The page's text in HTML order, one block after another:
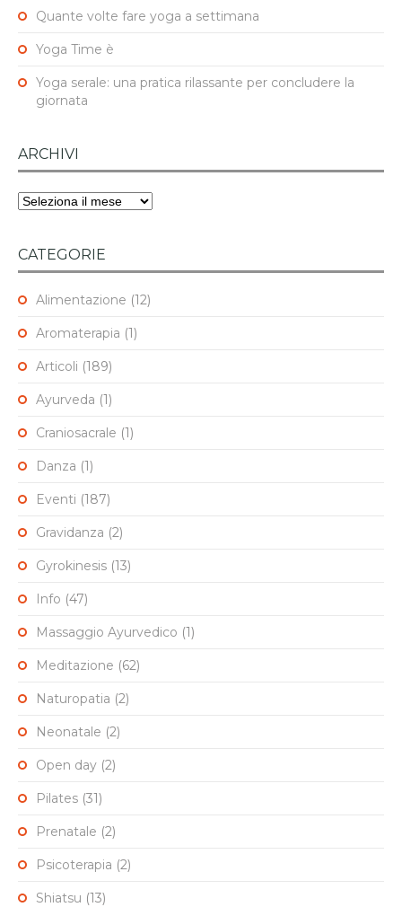
Quante volte fare yoga a settimana
Yoga Time è
Yoga serale: una pratica rilassante per concludere la
giornata
ARCHIVI
Archivi
CATEGORIE
Alimentazione (12)
Aromaterapia (1)
Articoli (189)
Ayurveda (1)
Craniosacrale (1)
Danza (1)
Eventi (187)
Gravidanza (2)
Gyrokinesis (13)
Info (47)
Massaggio Ayurvedico (1)
Meditazione (62)
Naturopatia (2)
Neonatale (2)
Open day (2)
Pilates (31)
Prenatale (2)
Psicoterapia (2)
Shiatsu (13)